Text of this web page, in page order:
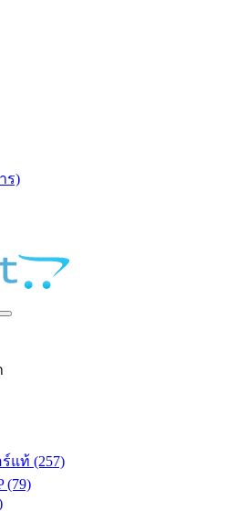
ร)
แท้ (257)
(79)